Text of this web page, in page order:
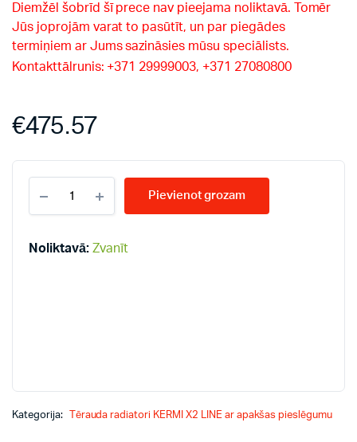
Diemžēl šobrīd šī prece nav pieejama noliktavā. Tomēr
Jūs joprojām varat to pasūtīt, un par piegādes
termiņiem ar Jums sazināsies mūsu speciālists.
Kontakttālrunis: +371 29999003, +371 27080800
€475.57
LINE-
V
400*2300
Pievienot grozam
Noliktavā: Zvanīt
Kategorija: Tērauda radiatori KERMI X2 LINE ar apakšas pieslēgumu